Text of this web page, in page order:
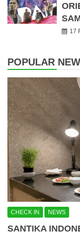
17
POPULAR
CHECK IN NEWS
SANTIKA